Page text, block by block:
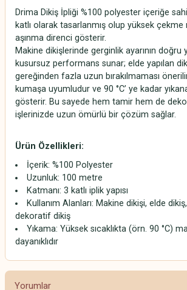
Drima Dikiş İpliği %100 polyester içeriğe
katlı olarak tasarlanmış olup yüksek
aşınma direnci gösterir.
Makine dikişlerinde gerginlik ayarının doğru
kusursuz performans sunar; elde yapılan
gereğinden fazla uzun bırakılmaması
kumaşa uyumludur ve 90 °C’ ye kadar
gösterir. Bu sayede hem tamir hem de
işlerinizde uzun ömürlü bir çözüm sağlar.
Ürün Özellikleri:
İçerik: %100 Polyester
Uzunluk: 100 metre
Katmanı: 3 katlı iplik yapısı
Kullanım Alanları: Makine dikişi, elde
dekoratif dikiş
Yıkama: Yüksek sıcaklıkta (örn. 90 °C)
dayanıklıdır
Yorumlar